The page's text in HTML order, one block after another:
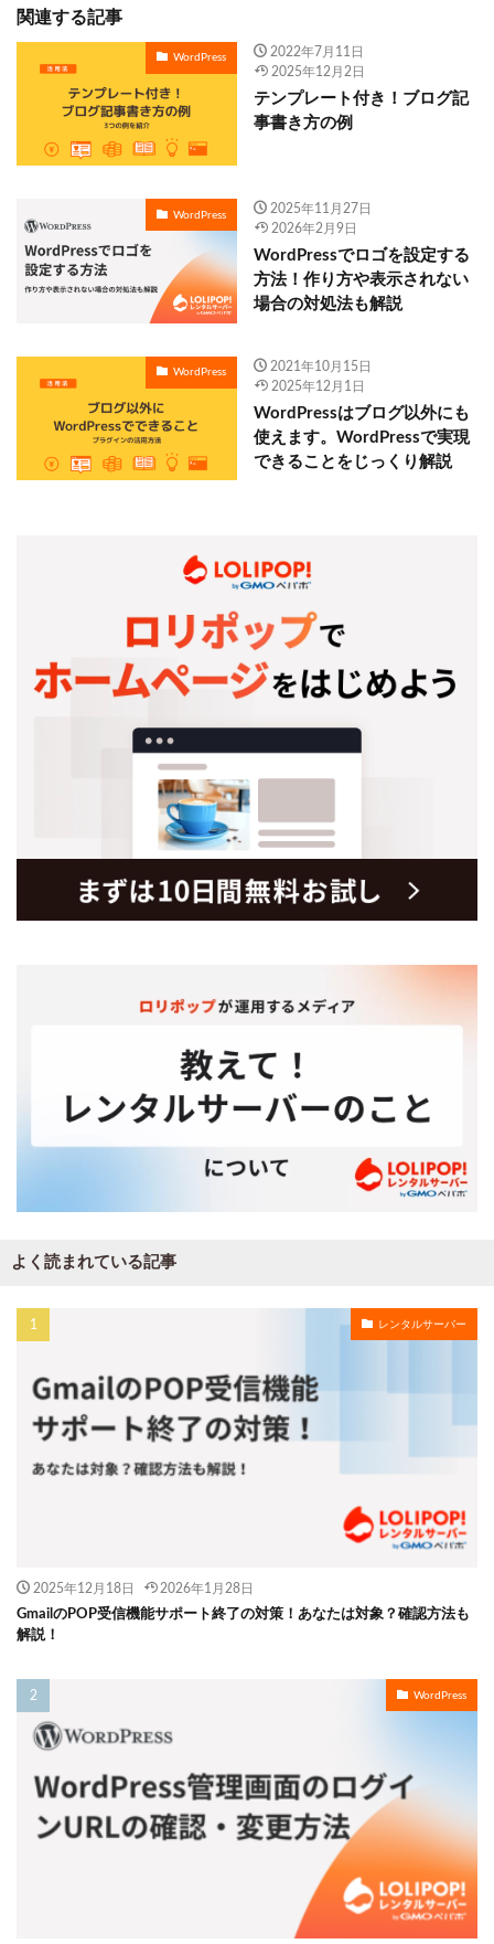
関連する記事
WordPress
2022年7月11日
2025年12月2日
テンプレート付き！ブログ記
事書き方の例
WordPress
2025年11月27日
2026年2月9日
WordPressでロゴを設定する
方法！作り方や表示されない
場合の対処法も解説
WordPress
2021年10月15日
2025年12月1日
WordPressはブログ以外にも
使えます。WordPressで実現
できることをじっくり解説
よく読まれている記事
レンタルサーバー
2025年12月18日 2026年1月28日
GmailのPOP受信機能サポート終了の対策！あなたは対象？確認方法も
解説！
WordPress